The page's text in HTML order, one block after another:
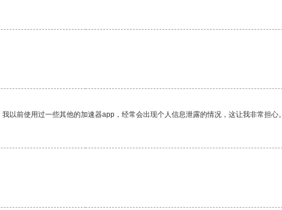
以前使用过一些其他的加速器app，经常会出现个人信息泄露的情况，这让我非常担心。